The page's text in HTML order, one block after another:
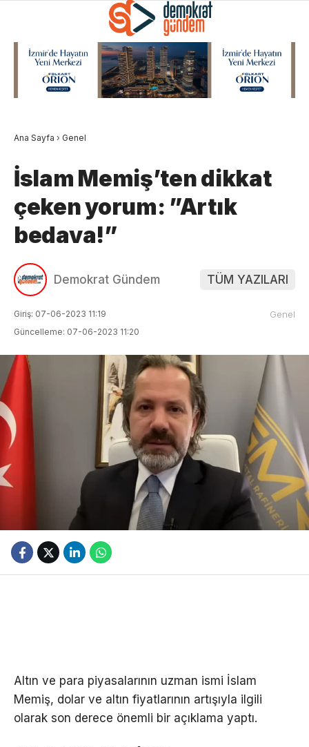
Ana Sayfa › Genel
İslam Memiş’ten dikkat
çeken yorum: ”Artık
bedava!”
Demokrat Gündem TÜM YAZILARI
Giriş: 07-06-2023 11:19
Güncelleme: 07-06-2023 11:20
Genel
Altın ve para piyasalarının uzman ismi İslam
Memiş, dolar ve altın fiyatlarının artışıyla ilgili
olarak son derece önemli bir açıklama yaptı.